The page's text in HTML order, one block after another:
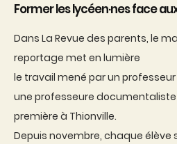
Former les lycéen·nes face
Dans La Revue des parents, le
reportage met en lumière
le travail mené par un
une professeure
première à Thionville.
Depuis novembre, chaque élève